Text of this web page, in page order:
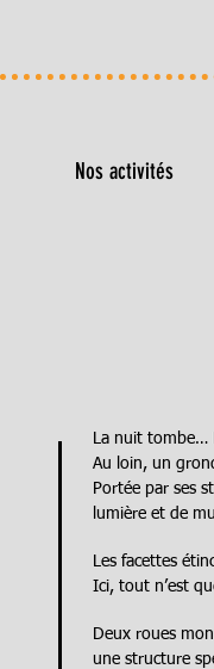
Nos activités
La nuit tombe…
Au loin, un
Portée par ses
lumière et de
Les facettes
Ici, tout n’est
Deux roues
une structure